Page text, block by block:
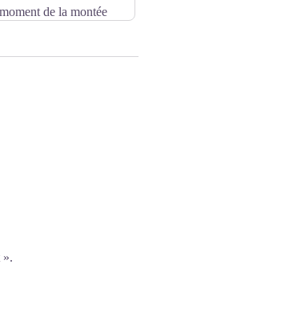
de la montée
».